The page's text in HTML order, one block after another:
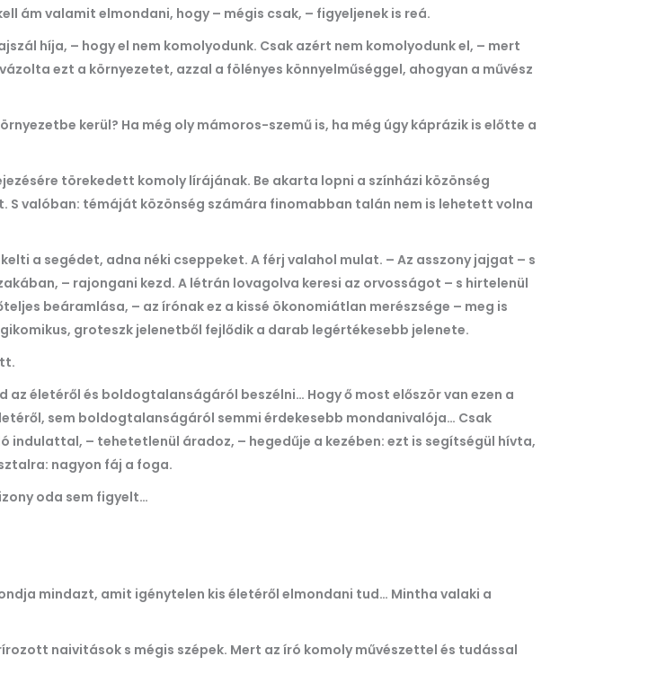
ám valamit elmondani, hogy – mégis csak, – figyeljenek is reá.
híja, – hogy el nem komolyodunk. Csak azért nem komolyodunk el, – mert
ezt a környezetet, azzal a fölényes könnyelműséggel, ahogyan a művész
kerül? Ha még oly mámoros-szemű is, ha még úgy káprázik is előtte a
törekedett komoly lírájának. Be akarta lopni a színházi közönség
S valóban: témáját közönség számára finomabban talán nem is lehetett volna
a segédet, adna néki cseppeket. A férj valahol mulat. – Az asszony jajgat – s
– rajongani kezd. A létrán lovagolva keresi az orvosságot – s hirtelenül
beáramlása, – az írónak ez a kissé ökonomiátlan merészsége – meg is
groteszk jelenetből fejlődik a darab legértékesebb jelenete.
az életéről és boldogtalanságáról beszélni… Hogy ő most először van ezen a
sem boldogtalanságáról semmi érdekesebb mondanivalója… Csak
indulattal, – tehetetlenül áradoz, – hegedűje a kezében: ezt is segítségül hívta,
nagyon fáj a foga.
oda sem figyelt…
mindazt, amit igénytelen kis életéről elmondani tud… Mintha valaki a
naivitások s mégis szépek. Mert az író komoly művészettel és tudással